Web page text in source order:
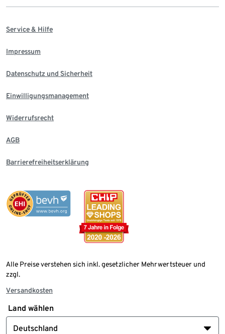
Service & Hilfe
Impressum
Datenschutz und Sicherheit
Einwilligungsmanagement
Widerrufsrecht
AGB
Barrierefreiheitserklärung
Alle Preise verstehen sich inkl. gesetzlicher Mehrwertsteuer und
zzgl.
Versandkosten
Land wählen
Deutschland